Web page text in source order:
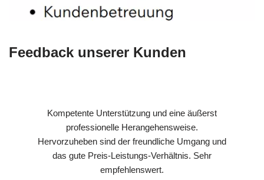
Feedback unserer Kunden
Kompetente Unterstützung und eine äußerst
professionelle Herangehensweise.
Hervorzuheben sind der freundliche Umgang und
das gute Preis-Leistungs-Verhältnis. Sehr
empfehlenswert.